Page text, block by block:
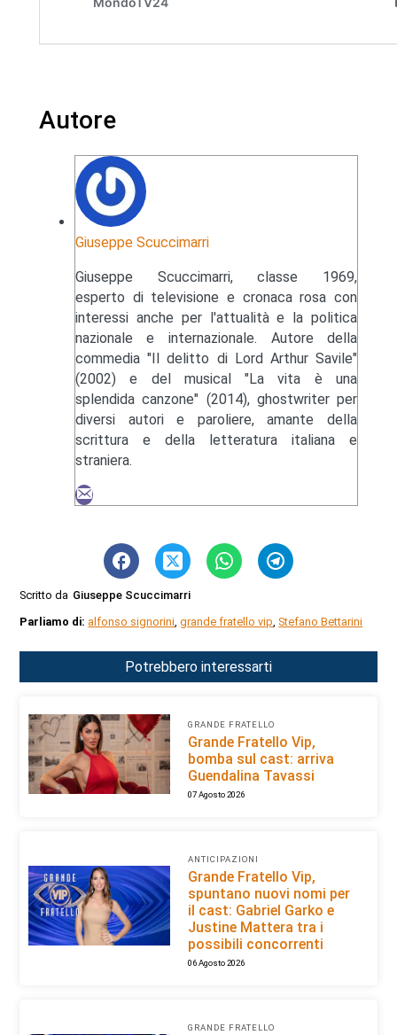
Autore
Giuseppe Scuccimarri
Giuseppe Scuccimarri, classe 1969,
esperto di televisione e cronaca rosa con
interessi anche per l'attualità e la politica
nazionale e internazionale. Autore della
commedia "Il delitto di Lord Arthur Savile"
(2002) e del musical "La vita è una
splendida canzone" (2014), ghostwriter per
diversi autori e paroliere, amante della
scrittura e della letteratura italiana e
straniera.
Scritto da Giuseppe Scuccimarri
Parliamo di: alfonso signorini ,grande fratello vip ,Stefano Bettarini
Potrebbero interessarti
GRANDE FRATELLO
Grande Fratello Vip,
bomba sul cast: arriva
Guendalina Tavassi
07 Agosto 2026
ANTICIPAZIONI
Grande Fratello Vip,
spuntano nuovi nomi per
il cast: Gabriel Garko e
Justine Mattera tra i
possibili concorrenti
06 Agosto 2026
GRANDE FRATELLO